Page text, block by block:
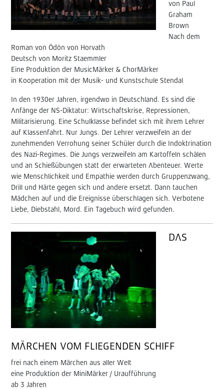
von Paul
Graham
Brown
Nach dem
Roman von Ödön von Horvath
Deutsch von Moritz Staemmler
Eine Produktion der MusicMärker & ChorMärker
in Kooperation mit der Musik- und Kunstschule Stendal
In den 1930er Jahren, irgendwo in Deutschland. Es sind die
Anfänge der NS-Diktatur: Wirtschaftskrise, Repressionen,
Militarisierung. Eine Schulklasse befindet sich mit ihrem Lehrer
auf Klassenfahrt. Nur Jungs. Der Lehrer verzweifeln an der
zunehmenden Verrohung seiner Schüler durch die Indoktrination
des Nazi-Regimes. Die Jungs verzweifeln am Kartoffeln schälen
und an Schießübungen statt der erwarteten Abenteuer. Werte
wie Menschlichkeit und Empathie werden durch Gruppenzwang,
Drill und Härte gegen sich und andere ersetzt. Dann tauchen
Mädchen auf und die Ereignisse überschlagen sich. Verbotene
Liebe, Diebstahl, Mord. Ein Tagebuch wird gefunden.
DAS
MÄRCHEN VOM FLIEGENDEN SCHIFF
frei nach einem Märchen aus aller Welt
eine Produktion der MiniMärker / Uraufführung
ab 3 Jahren